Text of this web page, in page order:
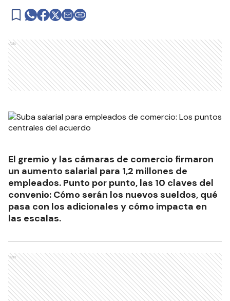
Ads
El gremio y las cámaras de comercio firmaron
un aumento salarial para 1,2 millones de
empleados. Punto por punto, las 10 claves del
convenio: Cómo serán los nuevos sueldos, qué
pasa con los adicionales y cómo impacta en
las escalas.
Ads